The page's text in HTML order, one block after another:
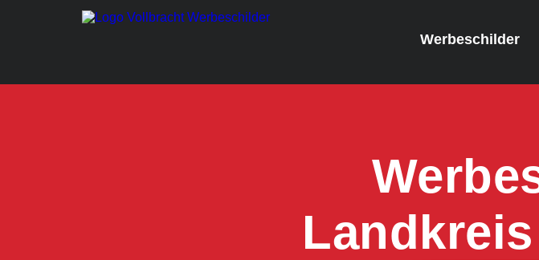
Werbeschilder